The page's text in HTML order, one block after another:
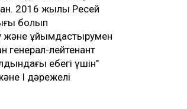
2016 жылы Ресей
болып
және ұйымдастырумен
генерал-лейтенант
еңбегі үшін"
I дәрежелі